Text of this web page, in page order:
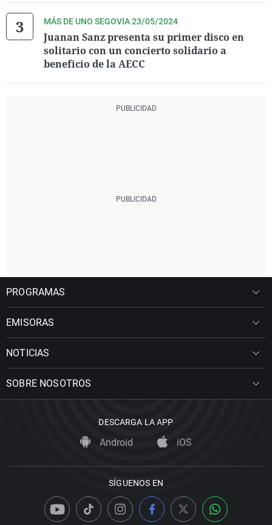
MÁS DE UNO SEGOVIA 23/05/2024
Juanan Sanz presenta su primer disco en
solitario con un concierto solidario a
beneficio de la AECC
PROGRAMAS
EMISORAS
NOTICIAS
SOBRE NOSOTROS
DESCARGA LA APP
Android iOS
SÍGUENOS EN